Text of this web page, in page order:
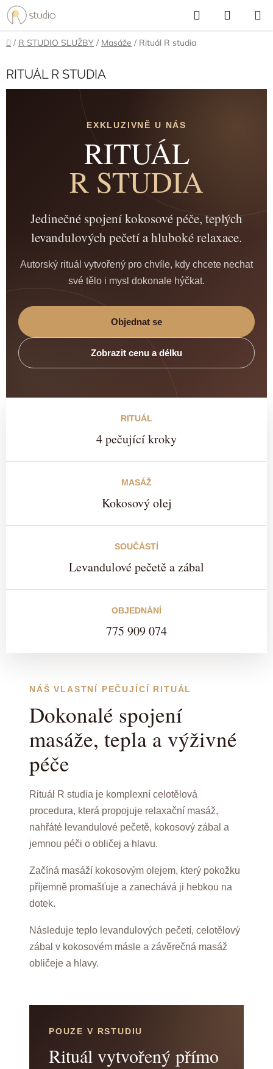
Přejít
na
obsah
Hledat
KOŠÍK
Domů
/ R STUDIO SLUŽBY / Masáže / Rituál R studia
RITUÁL R STUDIA
EXKLUZIVNĚ U NÁS
RITUÁL
R STUDIA
Jedinečné spojení kokosové péče, teplých
levandulových pečetí a hluboké relaxace.
Autorský rituál vytvořený pro chvíle, kdy chcete nechat
své tělo i mysl dokonale hýčkat.
Objednat se
Zobrazit cenu a délku
RITUÁL
4 pečující kroky
MASÁŽ
Kokosový olej
SOUČÁSTÍ
Levandulové pečetě a zábal
OBJEDNÁNÍ
775 909 074
NÁŠ VLASTNÍ PEČUJÍCÍ RITUÁL
Dokonalé spojení
masáže, tepla a výživné
péče
Rituál R studia je komplexní celotělová
procedura, která propojuje relaxační masáž,
nahřáté levandulové pečetě, kokosový zábal a
jemnou péči o obličej a hlavu.
Začíná masáží kokosovým olejem, který pokožku
příjemně promašťuje a zanechává ji hebkou na
dotek.
Následuje teplo levandulových pečetí, celotělový
zábal v kokosovém másle a závěrečná masáž
obličeje a hlavy.
POUZE V RSTUDIU
Rituál vytvořený přímo